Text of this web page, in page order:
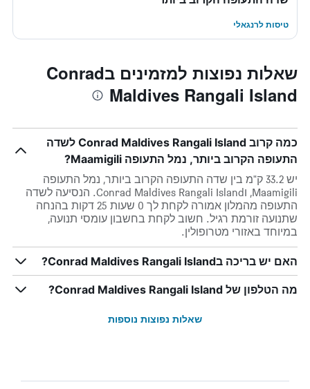
טיסות לרנגאלי
שאלות נפוצות למזמינים בConrad
Maldives Rangali Island
כמה קרוב Conrad Maldives Rangali Island לשדה
התעופה הקרוב ביותר, נמל התעופה Maamigili?
יש 33.2 ק"מ בין שדה התעופה הקרוב ביותר, נמל התעופה
Maamigili, וConrad Maldives Rangali Island. הנסיעה לשדה
התעופה מהמלון אמורה לקחת לך 0 שעות 25 דקות בהנחה
שתנועה זורמת רגיל. חשוב לקחת בחשבון עומסי תנועה,
במיוחד באזורי מטרופולין.
האם יש בריכה בConrad Maldives Rangali Island?
מה הטלפון של Conrad Maldives Rangali Island?
שאלות נפוצות נוספות